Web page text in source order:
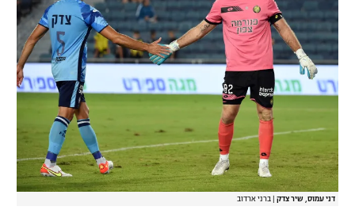
דני עמוס, שיר צדק ברני ארדוב